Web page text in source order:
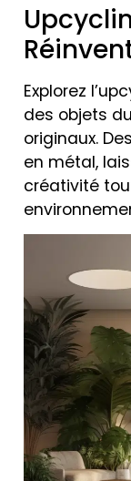
Explorez
des objets
originaux.
en métal,
créativité